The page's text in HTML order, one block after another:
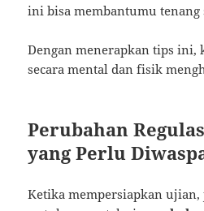
ini bisa membantumu
Dengan menerapkan tips ini,
secara mental dan fisik
Perubahan
yang Perlu
Ketika mempersiapkan ujian,